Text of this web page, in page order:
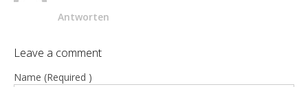
Antworten
Leave a comment
Name (Required )